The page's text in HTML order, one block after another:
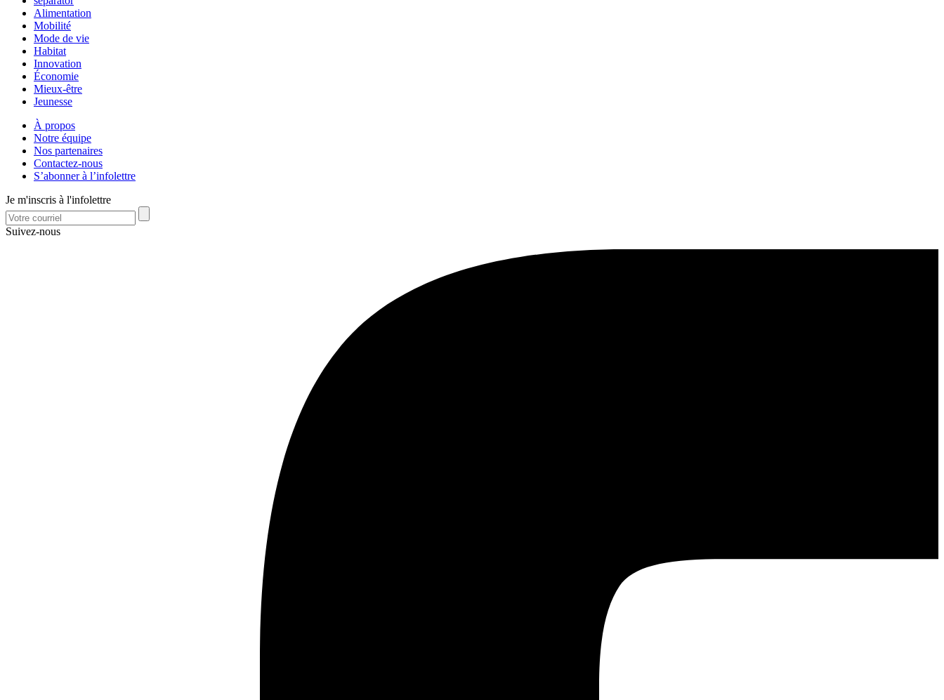
Alimentation
Mobilité
Mode de vie
Habitat
Innovation
Économie
Mieux-être
Jeunesse
À propos
Notre équipe
Nos partenaires
Contactez-nous
S’abonner à l’infolettre
Je m'inscris à l'infolettre
Suivez-nous